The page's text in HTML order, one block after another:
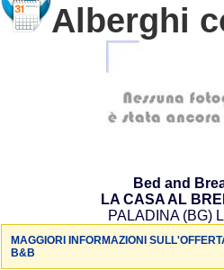
Alberghi
Bed and
LA CASA AL
PALADINA (BG)
MAGGIORI INFORMAZIONI
B&B